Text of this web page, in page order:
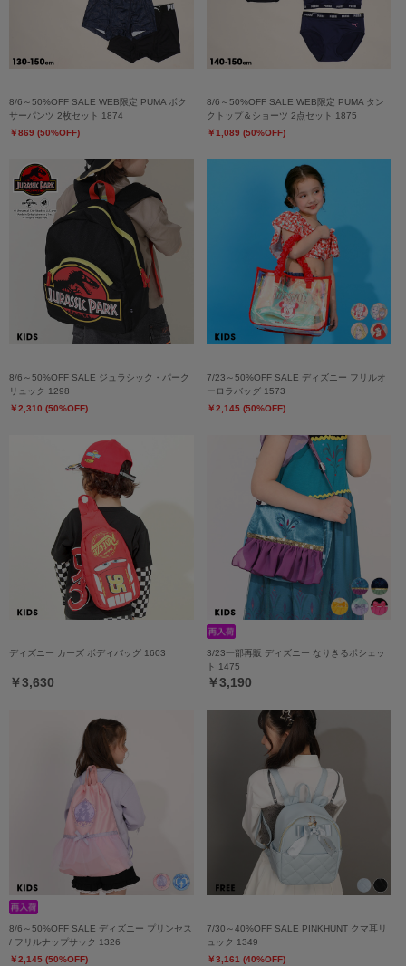
8/6～50%OFF SALE WEB限定 PUMA ボク
サーパンツ 2枚セット 1874
￥869 (50%OFF)
8/6～50%OFF SALE WEB限定 PUMA タン
クトップ＆ショーツ 2点セット 1875
￥1,089 (50%OFF)
8/6～50%OFF SALE ジュラシック・パーク
リュック 1298
￥2,310 (50%OFF)
7/23～50%OFF SALE ディズニー フリルオ
ーロラバッグ 1573
￥2,145 (50%OFF)
ディズニー カーズ ボディバッグ 1603
￥3,630
3/23一部再販 ディズニー なりきるポシェッ
ト 1475
￥3,190
8/6～50%OFF SALE ディズニー プリンセス
/ フリルナップサック 1326
￥2,145 (50%OFF)
7/30～40%OFF SALE PINKHUNT クマ耳リ
ュック 1349
￥3,161 (40%OFF)